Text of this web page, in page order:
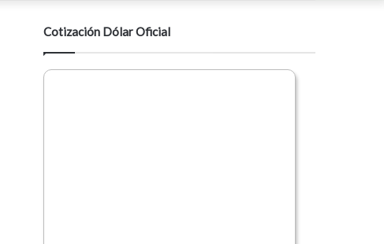
modo
Cotización Dólar Oficial